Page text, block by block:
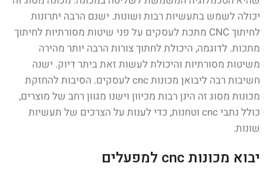
יכולה לשמש בתעשיות רבות ושונות. ישנם הרבה יתרונות
לחיתוך CNC מתכת לעסקים על פני שיטות מסורתיות לחיתוך
מתכות. לדוגמה, היכולת לחתוך צורות הרבה יותר מהירה
משיטות מסורתיות והיכולת לעשות זאת ביתר דיוק. ישנה
חשיבות רבה ליבואן מכונות cnc לעסקים. הסיבות להחזקת
מכונות מסוג זה הינן רבות מכיוון וישנו מגוון רחב של מוצרים,
כולל נתבי cnc וטחנות, כדי לענות על הצרכים של תעשיות
שונות.
יבוא מכונות cnc למפעלים